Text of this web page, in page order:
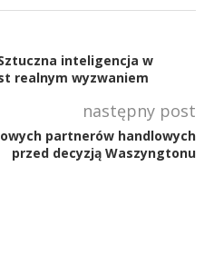
inteligencja w
realnym wyzwaniem
następny post
partnerów handlowych
przed decyzją Waszyngtonu